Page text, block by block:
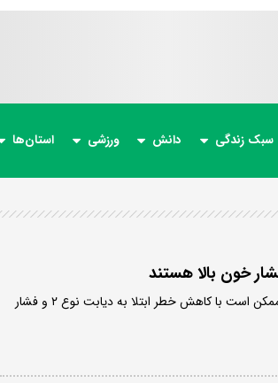
سبک زندگی دانش ورزشی استان‌ها
خون بالا هستند
نتایج یک پژوهش جدید نشان می‌دهد علاقه به پیاز ممکن است با کاهش خطر ابتلا به دیابت نوع ۲ و فشار